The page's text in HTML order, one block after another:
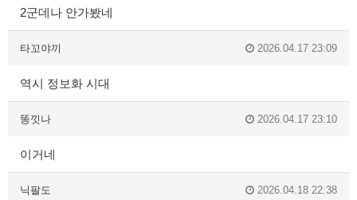
2군데나 안가봤네
타꼬야끼 2026.04.17 23:09
역시 정보화 시대
똥낏나 2026.04.17 23:10
이거네
닉팔도 2026.04.18 22:38